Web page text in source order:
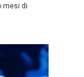
mesi di